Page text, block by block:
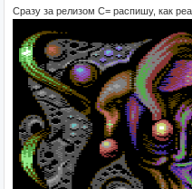
Сразу за релизом С= распишу, как